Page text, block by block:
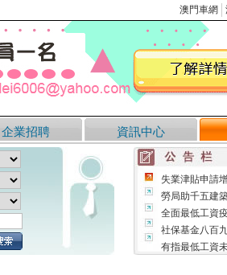
澳門車網
企業招聘 資訊中心
失業津貼申請
勞局助千五建
全面最低工資
社保基金八百
有指最低工資